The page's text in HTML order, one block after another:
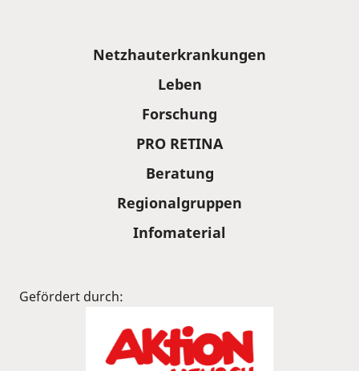
Netzhauterkrankungen
Leben
Forschung
PRO RETINA
Beratung
Regionalgruppen
Infomaterial
Gefördert durch: